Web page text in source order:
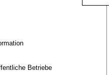
Betriebe